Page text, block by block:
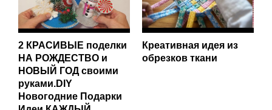
2 КРАСИВЫЕ поделки
НА РОЖДЕСТВО и
НОВЫЙ ГОД своими
руками.DIY
Новогодние Подарки
Креативная идея из
обрезков ткани